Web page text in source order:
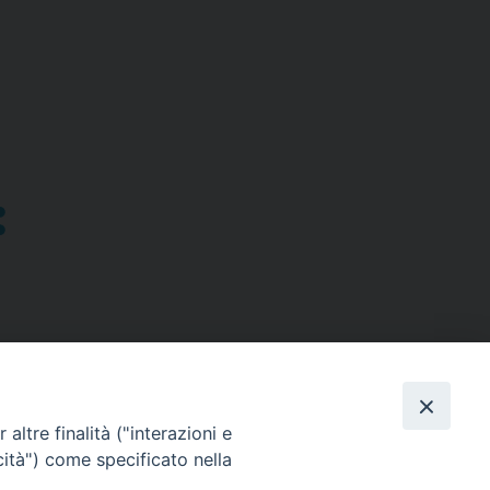
altre finalità ("interazioni e
come specificato nella